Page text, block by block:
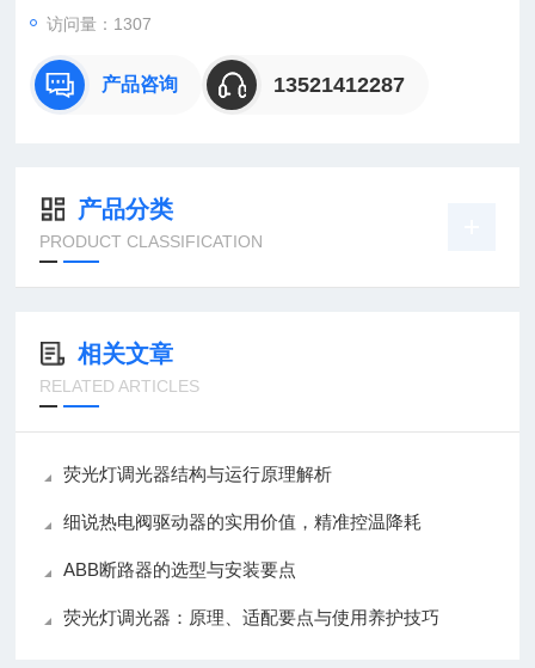
直销德国欧洲机电工控设备配件
国及欧洲生产的各类工控机电设备、仪器仪表、零配件，保证*。
公司
访问量：1307
产品咨询 13521412287
产品分类
PRODUCT CLASSIFICATION
相关文章
RELATED ARTICLES
荧光灯调光器结构与运行原理解析
细说热电阀驱动器的实用价值，精准控温降耗
ABB断路器的选型与安装要点
荧光灯调光器：原理、适配要点与使用养护技巧